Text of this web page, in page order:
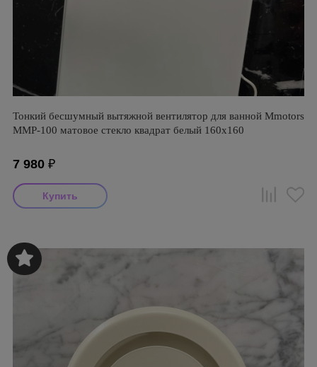
Тонкий бесшумный вытяжной вентилятор для ванной Mmotors
ММР-100 матовое стекло квадрат белый 160х160
7 980 ₽